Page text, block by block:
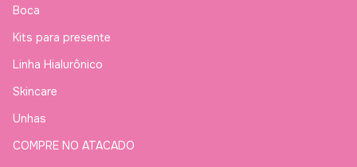
Boca
Kits para presente
Linha Hialurônico
Skincare
Unhas
COMPRE NO ATACADO